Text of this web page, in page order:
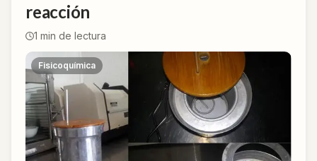
reacción
1 min de lectura
Fisicoquímica